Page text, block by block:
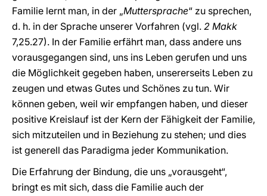
Familie lernt man, in der „Muttersprache“ zu sprechen,
d. h. in der Sprache unserer Vorfahren (vgl. 2 Makk
7,25.27). In der Familie erfährt man, dass andere uns
vorausgegangen sind, uns ins Leben gerufen und uns
die Möglichkeit gegeben haben, unsererseits Leben zu
zeugen und etwas Gutes und Schönes zu tun. Wir
können geben, weil wir empfangen haben, und dieser
positive Kreislauf ist der Kern der Fähigkeit der Familie,
sich mitzuteilen und in Beziehung zu stehen; und dies
ist generell das Paradigma jeder Kommunikation.
Die Erfahrung der Bindung, die uns „vorausgeht“,
bringt es mit sich, dass die Familie auch der